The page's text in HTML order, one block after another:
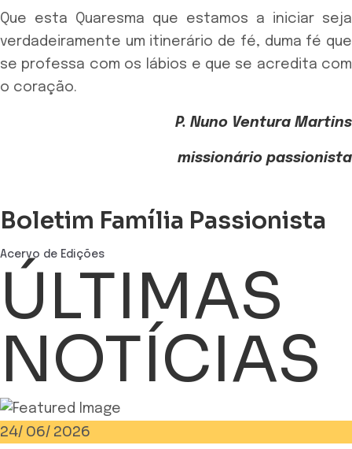
Que esta Quaresma que estamos a iniciar seja
verdadeiramente um itinerário de fé, duma fé que
se professa com os lábios e que se acredita com
o coração.
P. Nuno Ventura Martins
missionário passionista
Boletim Família Passionista
Acervo de Edições
ÚLTIMAS
NOTÍCIAS
24/ 06/ 2026